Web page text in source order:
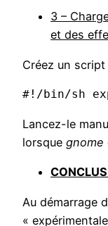
3 –
et des
Créez un
#!/bin/sh
Lancez-le
lorsque gnome
Au démarrage
«